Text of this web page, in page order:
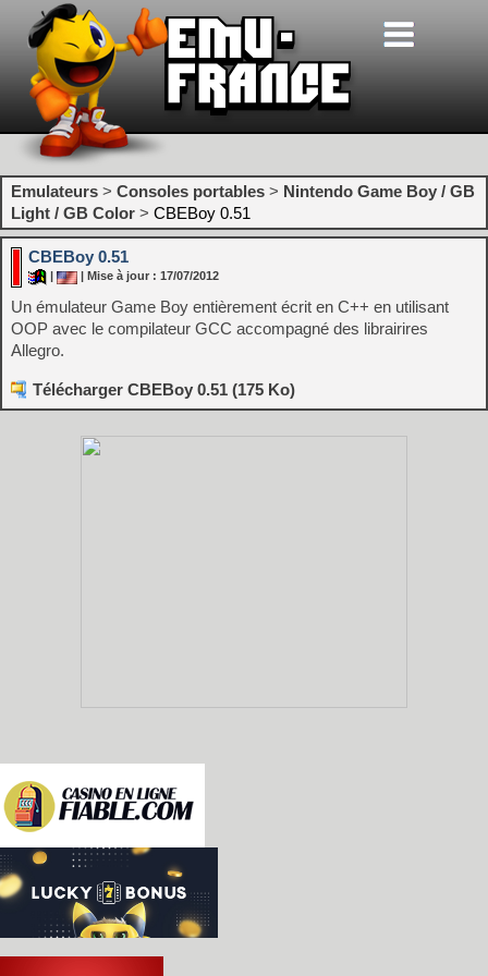
Emulateurs > Consoles portables > Nintendo Game Boy / GB
Light / GB Color > CBEBoy 0.51
CBEBoy 0.51
| Mise à jour : 17/07/2012
Un émulateur Game Boy entièrement écrit en C++ en utilisant
OOP avec le compilateur GCC accompagné des librairires
Allegro.
Télécharger CBEBoy 0.51 (175 Ko)